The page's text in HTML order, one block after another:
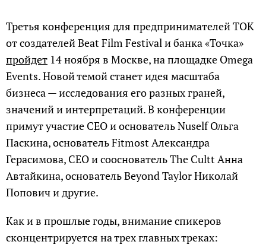
Третья конференция для предпринимателей ТОК
от создателей Beat Film Festival и банка «Точка»
пройдет 14 ноября в Москве, на площадке Omega
Events. Новой темой станет идея масштаба
бизнеса — исследования его разных граней,
значений и интерпретаций. В конференции
примут участие CEO и основатель Nuself Ольга
Паскина, основатель Fitmost Александра
Герасимова, СЕО и сооснователь The Cultt Анна
Автайкина, основатель Beyond Taylor Николай
Попович и другие.
Как и в прошлые годы, внимание спикеров
сконцентрируется на трех главных треках: